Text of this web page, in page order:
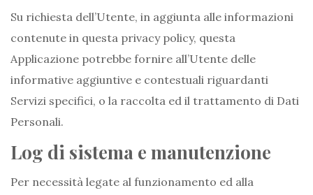
Su richiesta dell’Utente, in aggiunta alle informazioni
contenute in questa privacy policy, questa
Applicazione potrebbe fornire all’Utente delle
informative aggiuntive e contestuali riguardanti
Servizi specifici, o la raccolta ed il trattamento di Dati
Personali.
Log di sistema e manutenzione
Per necessità legate al funzionamento ed alla